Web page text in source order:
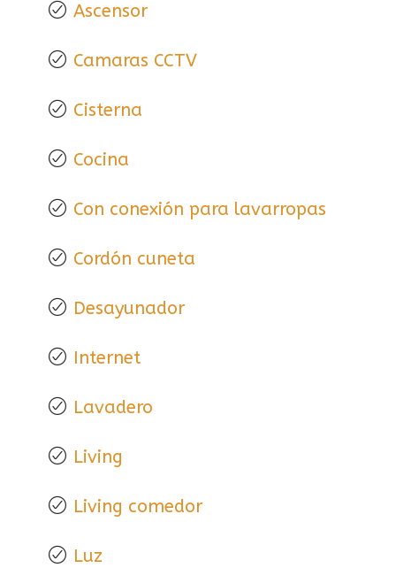
Ascensor
Camaras CCTV
Cisterna
Cocina
Con conexión para lavarropas
Cordón cuneta
Desayunador
Internet
Lavadero
Living
Living comedor
Luz